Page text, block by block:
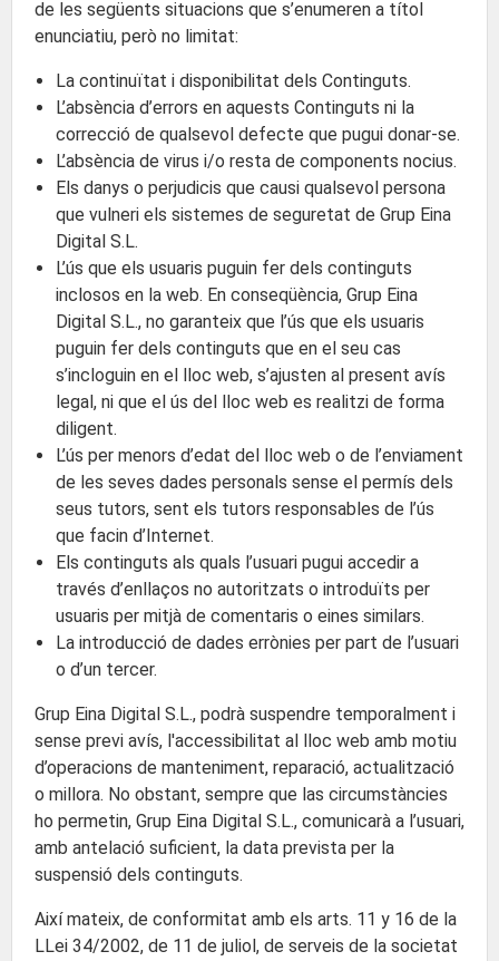
de les següents situacions que s’enumeren a títol
enunciatiu, però no limitat:
La continuïtat i disponibilitat dels Continguts.
L’absència d’errors en aquests Continguts ni la
correcció de qualsevol defecte que pugui donar-se.
L’absència de virus i/o resta de components nocius.
Els danys o perjudicis que causi qualsevol persona
que vulneri els sistemes de seguretat de Grup Eina
Digital S.L.
L’ús que els usuaris puguin fer dels continguts
inclosos en la web. En conseqüència, Grup Eina
Digital S.L., no garanteix que l’ús que els usuaris
puguin fer dels continguts que en el seu cas
s’incloguin en el lloc web, s’ajusten al present avís
legal, ni que el ús del lloc web es realitzi de forma
diligent.
L’ús per menors d’edat del lloc web o de l’enviament
de les seves dades personals sense el permís dels
seus tutors, sent els tutors responsables de l’ús
que facin d’Internet.
Els continguts als quals l’usuari pugui accedir a
través d’enllaços no autoritzats o introduïts per
usuaris per mitjà de comentaris o eines similars.
La introducció de dades errònies per part de l’usuari
o d’un tercer.
Grup Eina Digital S.L., podrà suspendre temporalment i
sense previ avís, l'accessibilitat al lloc web amb motiu
d’operacions de manteniment, reparació, actualització
o millora. No obstant, sempre que las circumstàncies
ho permetin, Grup Eina Digital S.L., comunicarà a l’usuari,
amb antelació suficient, la data prevista per la
suspensió dels continguts.
Així mateix, de conformitat amb els arts. 11 y 16 de la
LLei 34/2002, de 11 de juliol, de serveis de la societat